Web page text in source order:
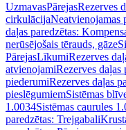
UzmavasPārejasRezerves
cirkulācijaNeatvienojamas
daļas paredzētas:
nerūsējošais tērauds, gāze
PārejasLīkumiRezerves
atvienojamiRezerves daļas
piederumiRezerves daļas
pieslēgumiemSistēmas
1.0034Sistēmas caurules
paredzētas: Trejgabali